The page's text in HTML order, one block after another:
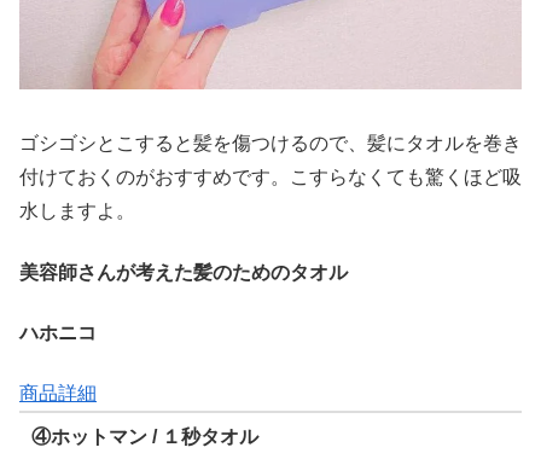
ゴシゴシとこすると髪を傷つけるので、髪にタオルを巻き
付けておくのがおすすめです。こすらなくても驚くほど吸
水しますよ。
美容師さんが考えた髪のためのタオル
ハホニコ
商品詳細
④ホットマン / １秒タオル